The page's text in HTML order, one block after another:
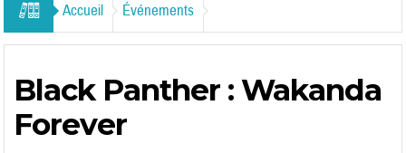
Accueil Événements
Black Panther : Wakanda
Forever